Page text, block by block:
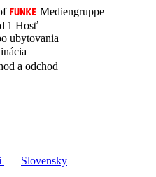
Mediengruppe
|1 Hosť
ubytovania
a odchod
Slovensky